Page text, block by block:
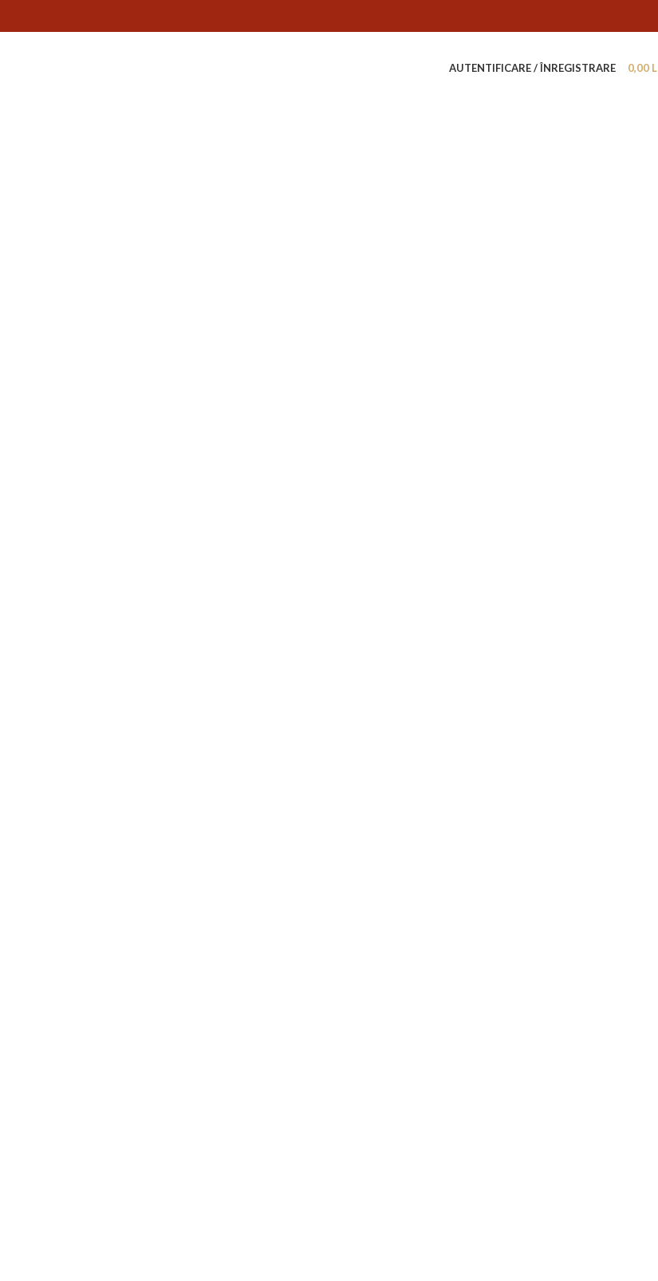
AUTENTIFICARE / ÎNREGISTRARE 0,00